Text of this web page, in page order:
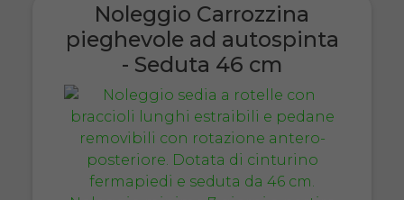
Noleggio Carrozzina
pieghevole ad autospinta
- Seduta 46 cm